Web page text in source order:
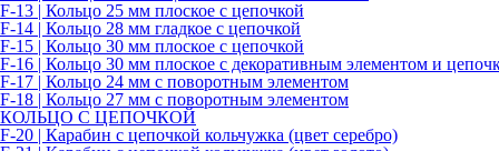
F-13 | Кольцо 25 мм плоское с цепочкой
F-14 | Кольцо 28 мм гладкое с цепочкой
F-15 | Кольцо 30 мм плоское с цепочкой
F-16 | Кольцо 30 мм плоское с декоративным элементом и
F-17 | Кольцо 24 мм с поворотным элементом
F-18 | Кольцо 27 мм с поворотным элементом
КОЛЬЦО С ЦЕПОЧКОЙ
F-20 | Карабин с цепочкой кольчужка (цвет серебро)